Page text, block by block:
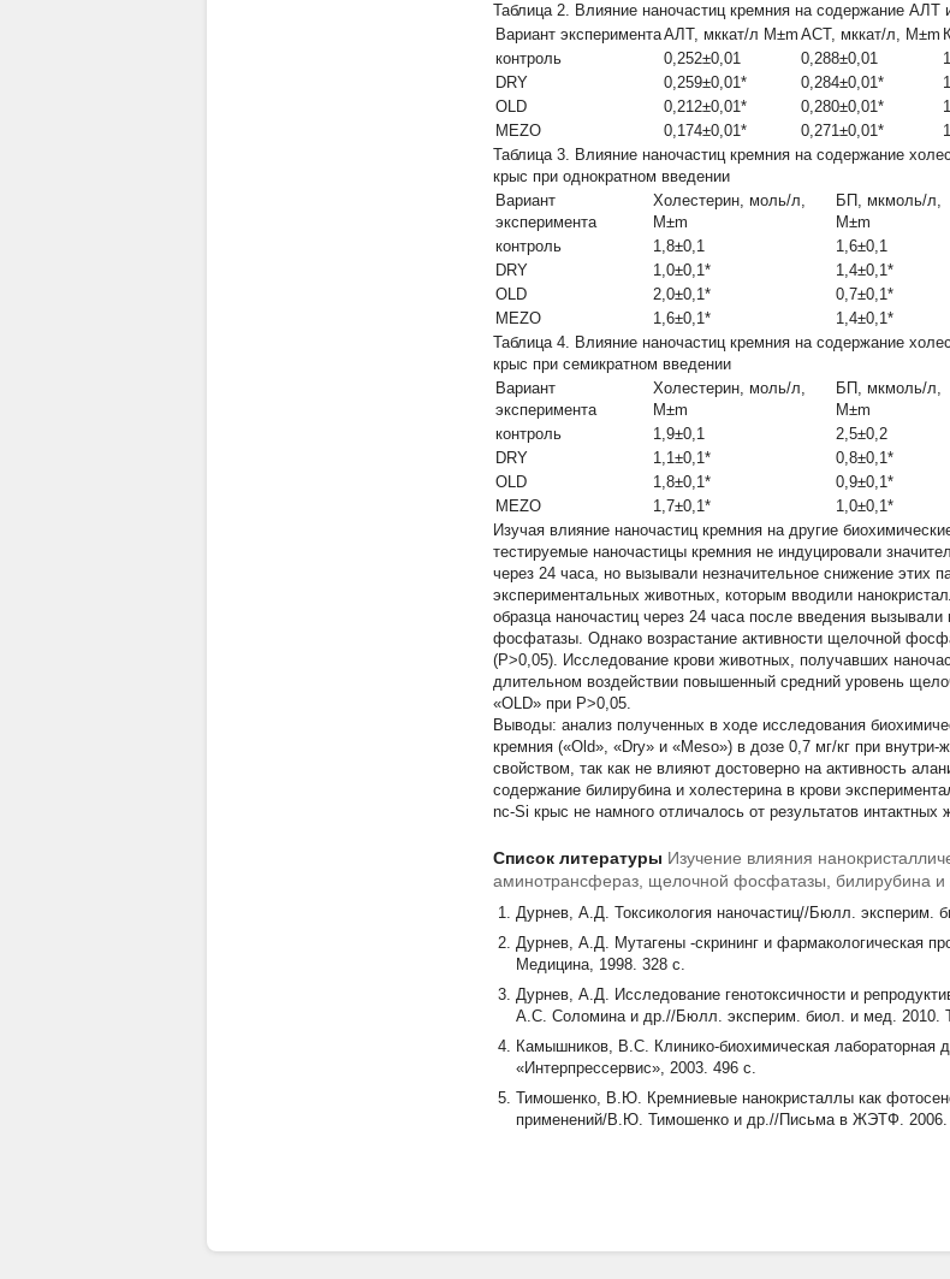
Таблица 2. Влияние наночастиц кремния на содержание
Вариант экспериментаАЛТ, мккат/л M±m АСТ, мккат/л, M±m
контроль
0,252±0,01 0,288±0,01
DRY
0,259±0,01* 0,284±0,01*
OLD
0,212±0,01* 0,280±0,01*
MEZO
0,174±0,01* 0,271±0,01*
Таблица 3. Влияние наночастиц кремния на содержание
крыс при однократном введении
Вариант
эксперимента
Холестерин, моль/л,
M±m
БП, мкмоль/л,
M±m
контроль
1,8±0,1 1,6±0,1
DRY
1,0±0,1* 1,4±0,1*
OLD
2,0±0,1* 0,7±0,1*
MEZO
1,6±0,1* 1,4±0,1*
Таблица 4. Влияние наночастиц кремния на содержание
крыс при семикратном введении
Вариант
эксперимента
Холестерин, моль/л,
M±m
БП, мкмоль/л,
M±m
контроль
1,9±0,1 2,5±0,2
DRY
1,1±0,1* 0,8±0,1*
OLD
1,8±0,1* 0,9±0,1*
MEZO
1,7±0,1* 1,0±0,1*
Изучая влияние наночастиц кремния на другие
тестируемые наночастицы кремния не индуцировали
через 24 часа, но вызывали незначительное снижение этих
экспериментальных животных, которым вводили
образца наночастиц через 24 часа после введения
фосфатазы. Однако возрастание активности щелочной
(Р>0,05). Исследование крови животных, получавших
длительном воздействии повышенный средний уровень
«OLD» при Р>0,05.
Выводы: анализ полученных в ходе исследования
кремния («Old», «Dry» и «Meso») в дозе 0,7 мг/кг при
свойством, так как не влияют достоверно на активность
содержание билирубина и холестерина в крови
nc-Si крыс не намного отличалось от результатов
Список литературы Изучение влияния
аминотрансфераз, щелочной фосфатазы, билирубина и
Дурнев, А.Д. Токсикология наночастиц//Бюлл.
Дурнев, А.Д. Мутагены -скрининг и фармакологическая
Медицина, 1998. 328 с.
Дурнев, А.Д. Исследование генотоксичности и
А.С. Соломина и др.//Бюлл. эксперим. биол. и мед. 2010.
Камышников, В.С. Клинико-биохимическая лабораторная
«Интерпрессервис», 2003. 496 с.
Тимошенко, В.Ю. Кремниевые нанокристаллы как
применений/В.Ю. Тимошенко и др.//Письма в ЖЭТФ. 2006.